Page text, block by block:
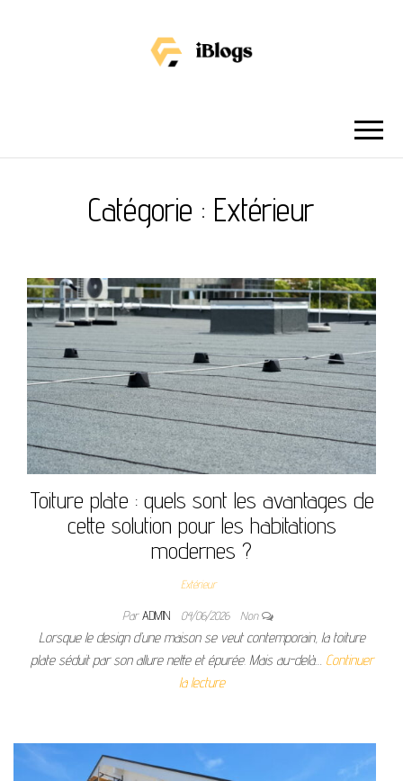
Catégorie : Extérieur
Toiture plate : quels sont les avantages de
cette solution pour les habitations
modernes ?
Extérieur
ParADMIN 04/06/2026 Non
Lorsque le design d’une maison se veut contemporain, la toiture
plate séduit par son allure nette et épurée. Mais au-delà… Continuer
la lecture